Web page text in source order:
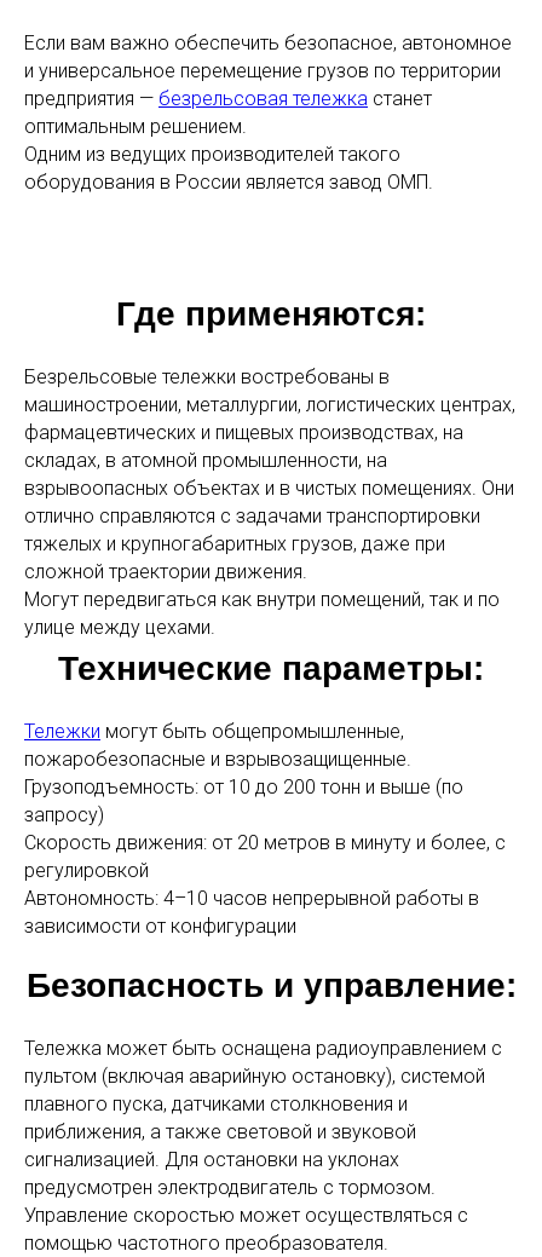
Если вам важно обеспечить безопасное, автономное
и универсальное перемещение грузов по территории
предприятия — безрельсовая тележка станет
оптимальным решением.
Одним из ведущих производителей такого
оборудования в России является завод ОМП.
Где применяются:
Безрельсовые тележки востребованы в
машиностроении, металлургии, логистических центрах,
фармацевтических и пищевых производствах, на
складах, в атомной промышленности, на
взрывоопасных объектах и в чистых помещениях. Они
отлично справляются с задачами транспортировки
тяжелых и крупногабаритных грузов, даже при
сложной траектории движения.
Могут передвигаться как внутри помещений, так и по
улице между цехами.
Технические параметры:
Тележки могут быть общепромышленные,
пожаробезопасные и взрывозащищенные.
Грузоподъемность: от 10 до 200 тонн и выше (по
запросу)
Скорость движения: от 20 метров в минуту и более, с
регулировкой
Автономность: 4–10 часов непрерывной работы в
зависимости от конфигурации
Безопасность и управление:
Тележка может быть оснащена радиоуправлением с
пультом (включая аварийную остановку), системой
плавного пуска, датчиками столкновения и
приближения, а также световой и звуковой
сигнализацией. Для остановки на уклонах
предусмотрен электродвигатель с тормозом.
Управление скоростью может осуществляться с
помощью частотного преобразователя.